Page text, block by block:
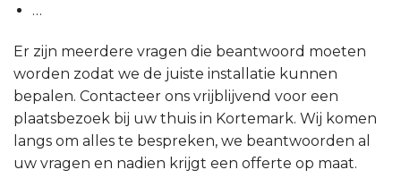
…
Er zijn meerdere vragen die beantwoord moeten
worden zodat we de juiste installatie kunnen
bepalen. Contacteer ons vrijblijvend voor een
plaatsbezoek bij uw thuis in Kortemark. Wij komen
langs om alles te bespreken, we beantwoorden al
uw vragen en nadien krijgt een offerte op maat.